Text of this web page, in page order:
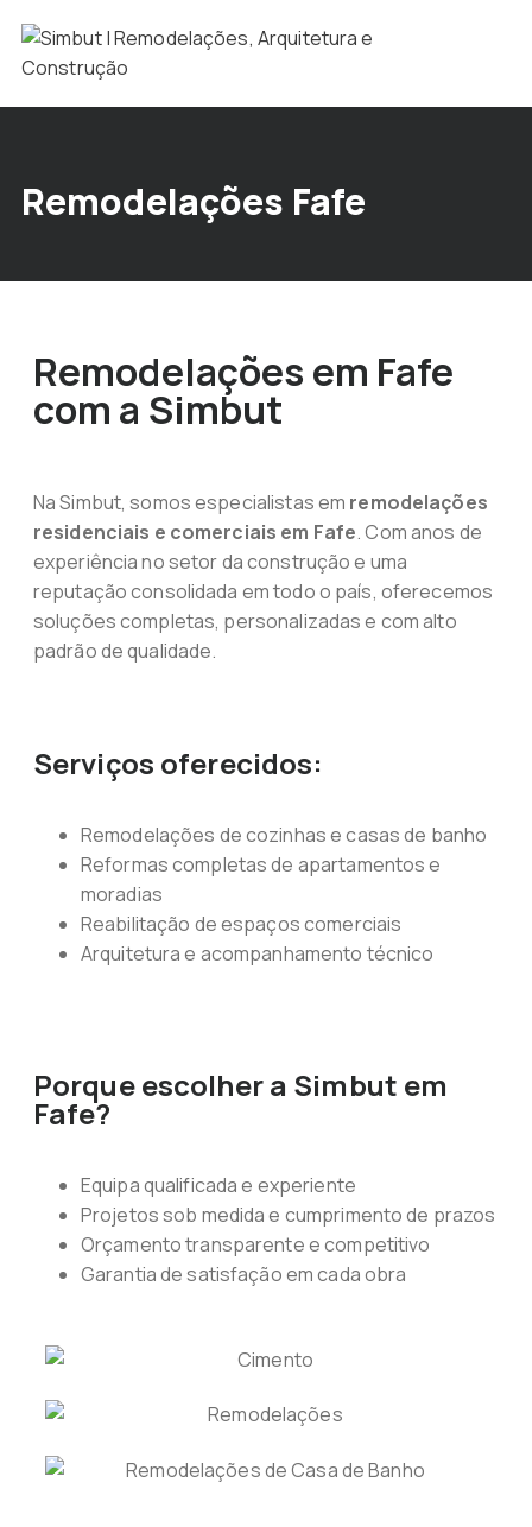
Remodelações Fafe
Remodelações em Fafe
com a Simbut
Na Simbut, somos especialistas em remodelações
residenciais e comerciais em Fafe. Com anos de
experiência no setor da construção e uma
reputação consolidada em todo o país, oferecemos
soluções completas, personalizadas e com alto
padrão de qualidade.
Serviços oferecidos:
Remodelações de cozinhas e casas de banho
Reformas completas de apartamentos e
moradias
Reabilitação de espaços comerciais
Arquitetura e acompanhamento técnico
Porque escolher a Simbut em
Fafe?
Equipa qualificada e experiente
Projetos sob medida e cumprimento de prazos
Orçamento transparente e competitivo
Garantia de satisfação em cada obra